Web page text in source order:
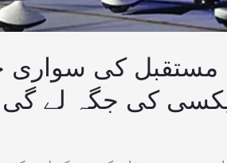
مستقبل کی سواری
کی جگہ لے گی